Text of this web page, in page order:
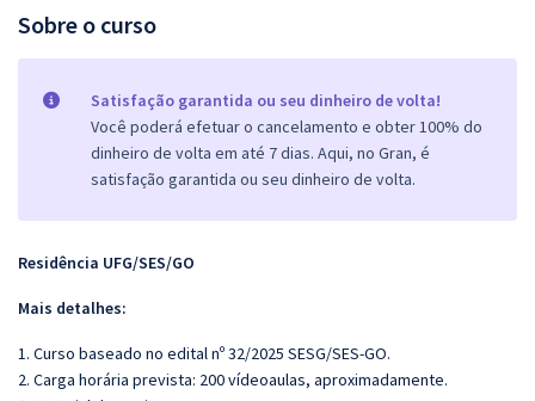
Sobre o curso
Satisfação garantida ou seu dinheiro de volta!
Você poderá efetuar o cancelamento e obter 100% do
dinheiro de volta em até 7 dias. Aqui, no Gran, é
satisfação garantida ou seu dinheiro de volta.
Residência UFG/SES/GO
Mais detalhes:
1. Curso baseado no edital nº 32/2025 SESG/SES-GO.
2. Carga horária prevista: 200 vídeoaulas, aproximadamente.